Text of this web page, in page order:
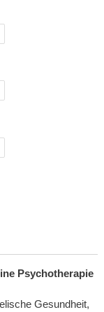
Psychotherapie
Gesundheit,